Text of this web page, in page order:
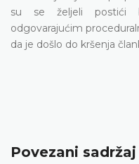
su se željeli postići
odgovarajućim
da je došlo do kršenja
Povezani sadržaj